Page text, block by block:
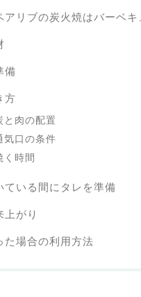
アリブの炭火焼はバーベキ
備
方
と肉の配置
気口の条件
く時間
ている間にタレを準備
上がり
た場合の利用方法